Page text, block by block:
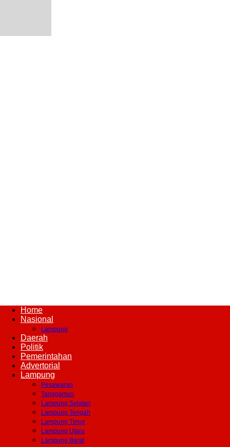
Home
Nasional
Lampung
Daerah
Politik
Pemerintahan
Advertorial
Lampung
Pesawaran
Tanggamus
Lampung Selatan
Lampung Tengah
Lampung Timur
Lampung Utara
Lampung Barat